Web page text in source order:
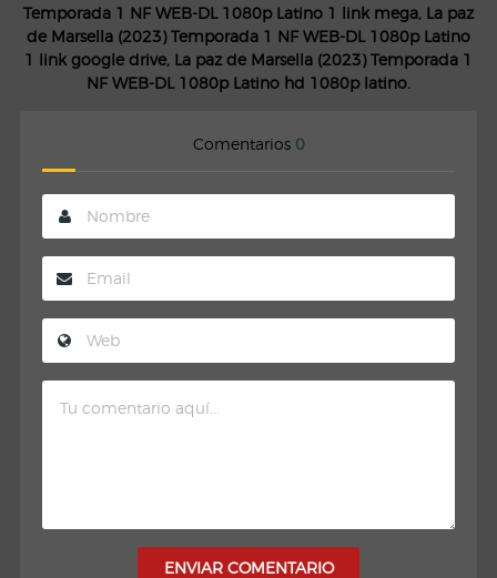
Temporada 1 NF WEB-DL 1080p Latino 1 link mega, La paz
de Marsella (2023) Temporada 1 NF WEB-DL 1080p Latino
1 link google drive, La paz de Marsella (2023) Temporada 1
NF WEB-DL 1080p Latino hd 1080p latino.
Comentarios 0
ENVIAR COMENTARIO